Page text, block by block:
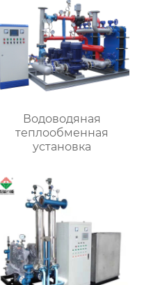
Водоводяная
теплообменная
установка